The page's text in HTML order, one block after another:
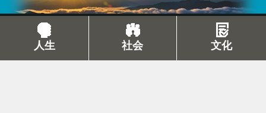
人生 社会 文化